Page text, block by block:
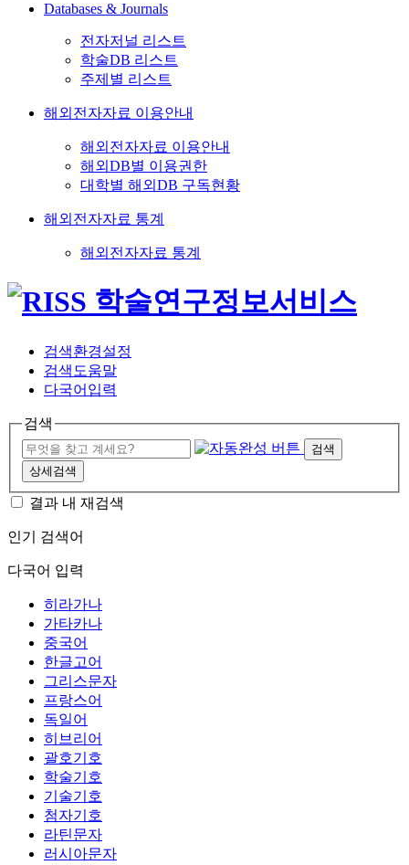
Databases & Journals
전자저널 리스트
학술DB 리스트
주제별 리스트
해외전자자료 이용안내
해외전자자료 이용안내
해외DB별 이용권한
대학별 해외DB 구독현황
해외전자자료 통계
해외전자자료 통계
검색환경설정
검색도움말
다국어입력
검색
검색
상세검색
결과 내 재검색
인기 검색어
다국어 입력
히라가나
가타카나
중국어
한글고어
그리스문자
프랑스어
독일어
히브리어
괄호기호
학술기호
기술기호
첨자기호
라틴문자
러시아문자